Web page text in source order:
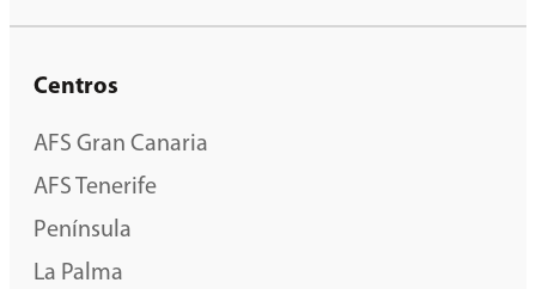
Centros
AFS Gran Canaria
AFS Tenerife
Península
La Palma